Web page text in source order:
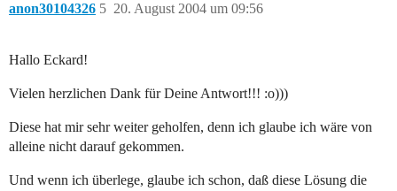
anon30104326 20. August 2004 um 09:56
5
Hallo Eckard!
Vielen herzlichen Dank für Deine Antwort!!! :o)))
Diese hat mir sehr weiter geholfen, denn ich glaube ich wäre von
alleine nicht darauf gekommen.
Und wenn ich überlege, glaube ich schon, daß diese Lösung die